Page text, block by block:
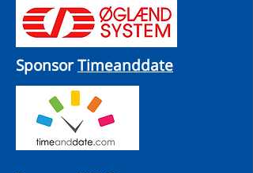
SponsorTimeanddate